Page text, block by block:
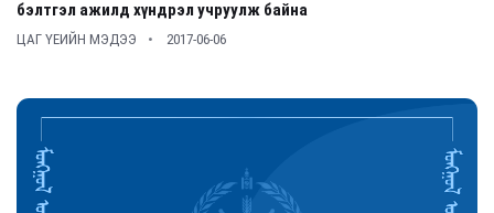
бэлтгэл ажилд хүндрэл учруулж байна
ЦАГ ҮЕИЙН МЭДЭЭ 2017-06-06